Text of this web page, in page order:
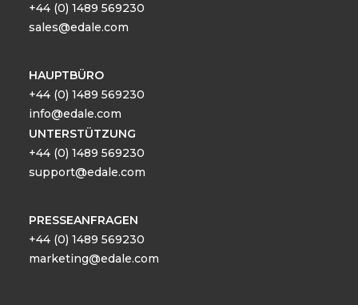
+44 (0) 1489 569230
sales@edale.com
HAUPTBÜRO
+44 (0) 1489 569230
info@edale.com
UNTERSTÜTZUNG
+44 (0) 1489 569230
support@edale.com
PRESSEANFRAGEN
+44 (0) 1489 569230
marketing@edale.com